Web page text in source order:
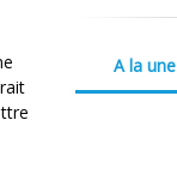
A la une